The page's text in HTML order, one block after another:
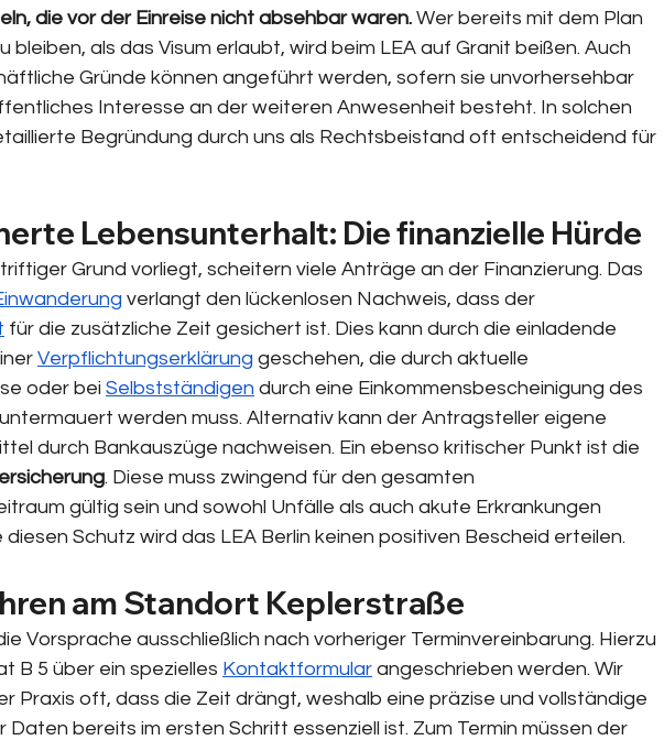
die vor der Einreise nicht absehbar waren. Wer bereits mit dem Plan
bleiben, als das Visum erlaubt, wird beim LEA auf Granit beißen. Auch
Gründe können angeführt werden, sofern sie unvorhersehbar
Interesse an der weiteren Anwesenheit besteht. In solchen
Begründung durch uns als Rechtsbeistand oft entscheidend für
Lebensunterhalt: Die finanzielle Hürde
Grund vorliegt, scheitern viele Anträge an der Finanzierung. Das
verlangt den lückenlosen Nachweis, dass der
für die zusätzliche Zeit gesichert ist. Dies kann durch die einladende
Verpflichtungserklärung geschehen, die durch aktuelle
oder bei Selbstständigen durch eine Einkommensbescheinigung des
werden muss. Alternativ kann der Antragsteller eigene
durch Bankauszüge nachweisen. Ein ebenso kritischer Punkt ist die
. Diese muss zwingend für den gesamten
gültig sein und sowohl Unfälle als auch akute Erkrankungen
Schutz wird das LEA Berlin keinen positiven Bescheid erteilen.
am Standort Keplerstraße
Vorsprache ausschließlich nach vorheriger Terminvereinbarung. Hierzu
B 5 über ein spezielles Kontaktformular angeschrieben werden. Wir
Praxis oft, dass die Zeit drängt, weshalb eine präzise und vollständige
Daten bereits im ersten Schritt essenziell ist. Zum Termin müssen der